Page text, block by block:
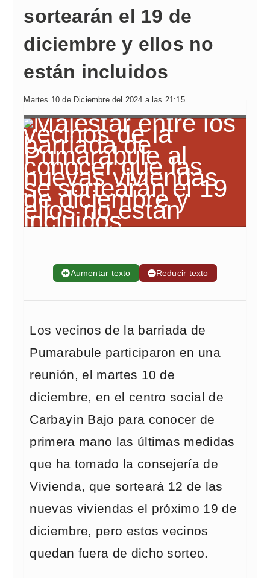
sortearán el 19 de
diciembre y ellos no
están incluidos
Martes 10 de Diciembre del 2024 a las 21:15
➕Aumentar texto ➖Reducir texto
Los vecinos de la barriada de
Pumarabule participaron en una
reunión, el martes 10 de
diciembre, en el centro social de
Carbayín Bajo para conocer de
primera mano las últimas medidas
que ha tomado la consejería de
Vivienda, que sorteará 12 de las
nuevas viviendas el próximo 19 de
diciembre, pero estos vecinos
quedan fuera de dicho sorteo.